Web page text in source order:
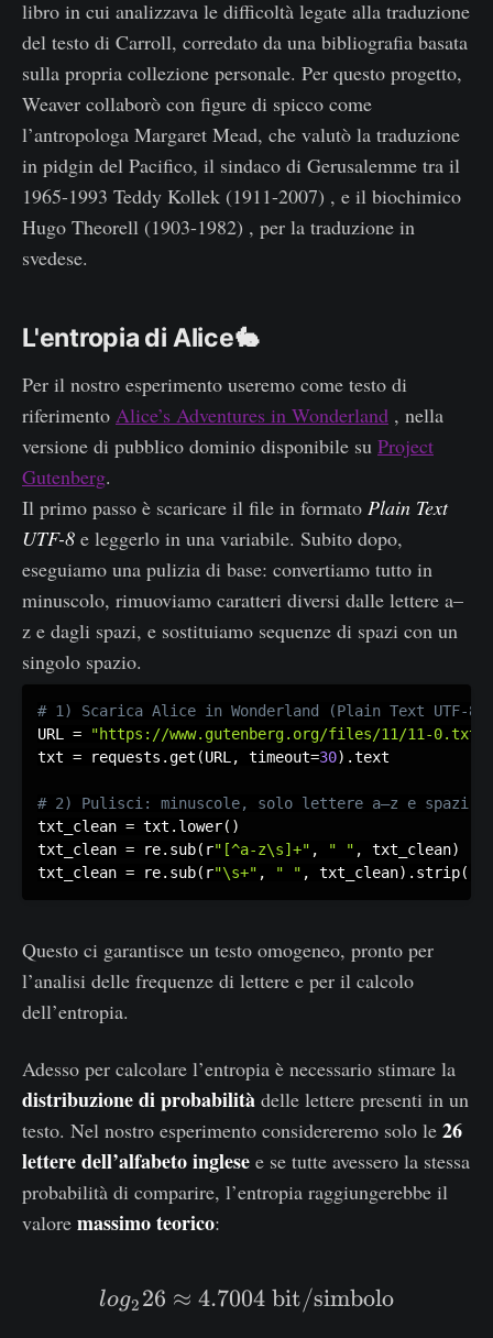
libro in cui analizzava le difficoltà legate alla traduzione
del testo di Carroll, corredato da una bibliografia basata
sulla propria collezione personale. Per questo progetto,
Weaver collaborò con figure di spicco come
l’antropologa Margaret Mead, che valutò la traduzione
in pidgin del Pacifico, il sindaco di Gerusalemme tra il
1965-1993 Teddy Kollek (1911-2007) , e il biochimico
Hugo Theorell (1903-1982) , per la traduzione in
svedese.
L'entropia di Alice🐇
Per il nostro esperimento useremo come testo di
riferimento Alice’s Adventures in Wonderland , nella
versione di pubblico dominio disponibile su Project
Gutenberg.
Il primo passo è scaricare il file in formato Plain Text
UTF-8 e leggerlo in una variabile. Subito dopo,
eseguiamo una pulizia di base: convertiamo tutto in
minuscolo, rimuoviamo caratteri diversi dalle lettere a–
z e dagli spazi, e sostituiamo sequenze di spazi con un
singolo spazio.
URL =
"https://www.gutenberg.org/files/11/11-0.txt"
txt = requests .get (URL, timeout=30) .text
txt_clean = txt . lower( )
txt_clean = re. sub( r"[^a-z\s]+" , " " , txt_clean)
txt_clean = re. sub( r"\s+" , " " , txt_clean) . strip(
Questo ci garantisce un testo omogeneo, pronto per
l’analisi delle frequenze di lettere e per il calcolo
dell’entropia.
Adesso per calcolare l’entropia è necessario stimare la
distribuzione di probabilità delle lettere presenti in un
testo. Nel nostro esperimento considereremo solo le 26
lettere dell’alfabeto inglese e se tutte avessero la stessa
probabilità di comparire, l’entropia raggiungerebbe il
valore massimo teorico:
log_{2} 26 \approx
log2 26 ≈ 4.7004 bit/simbolo